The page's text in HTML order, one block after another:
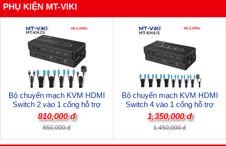
PHỤ KIỆN MT-VIKI
Bộ chuyển mạch KVM HDMI
Switch 2 vào 1 cổng hỗ trợ
4K@60hz MT-VIKI MT-KH2S cao
cấp
810,000 đ
850,000 đ
Bộ chuyển mạch KVM HDMI
Switch 4 vào 1 cổng hỗ trợ
4K@60hz MT-VIKI MT-KH4S cao
cấp
1,350,000 đ
1,450,000 đ